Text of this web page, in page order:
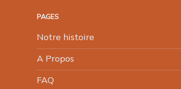
PAGES
Notre histoire
A Propos
FAQ